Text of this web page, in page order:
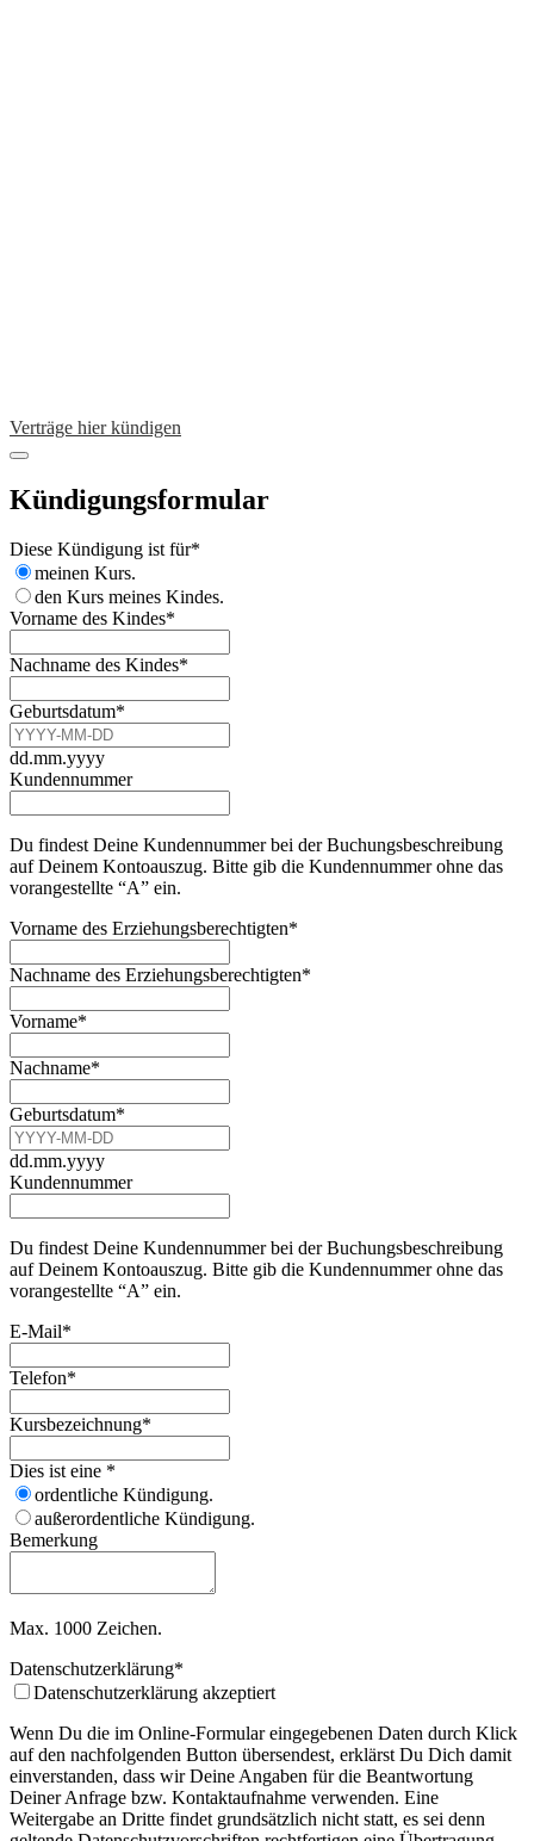
Verträge hier kündigen
Kündigungsformular
Diese Kündigung ist für*
meinen Kurs.
den Kurs meines Kindes.
Vorname des Kindes*
Nachname des Kindes*
Geburtsdatum*
dd.mm.yyyy
Kundennummer
Du findest Deine Kundennummer bei der Buchungsbeschreibung
auf Deinem Kontoauszug. Bitte gib die Kundennummer ohne das
vorangestellte “A” ein.
Vorname des Erziehungsberechtigten*
Nachname des Erziehungsberechtigten*
Vorname*
Nachname*
Geburtsdatum*
dd.mm.yyyy
Kundennummer
Du findest Deine Kundennummer bei der Buchungsbeschreibung
auf Deinem Kontoauszug. Bitte gib die Kundennummer ohne das
vorangestellte “A” ein.
E-Mail*
Telefon*
Kursbezeichnung*
Dies ist eine *
ordentliche Kündigung.
außerordentliche Kündigung.
Bemerkung
Max. 1000 Zeichen.
Datenschutzerklärung*
Datenschutzerklärung akzeptiert
Wenn Du die im Online-Formular eingegebenen Daten durch Klick
auf den nachfolgenden Button übersendest, erklärst Du Dich damit
einverstanden, dass wir Deine Angaben für die Beantwortung
Deiner Anfrage bzw. Kontaktaufnahme verwenden. Eine
Weitergabe an Dritte findet grundsätzlich nicht statt, es sei denn